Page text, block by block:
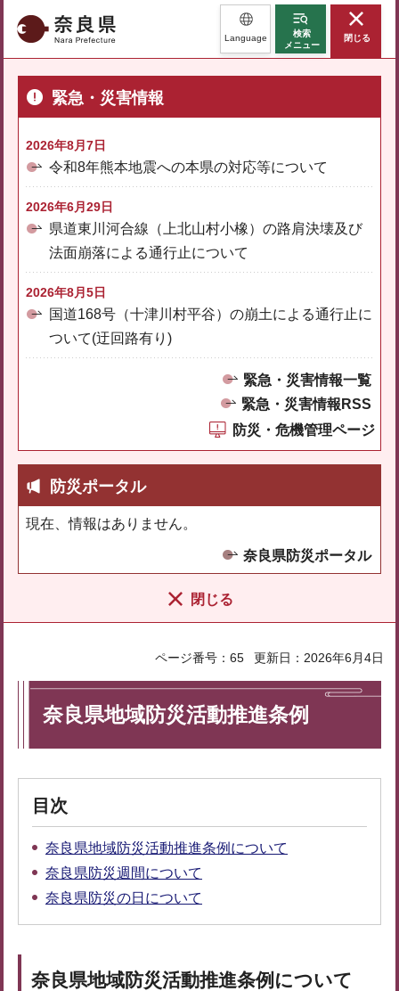
奈良県 Language
検索
メニュー
閉じる
緊急・災害情報
2026年8月7日
令和8年熊本地震への本県の対応等について
2026年6月29日
県道東川河合線（上北山村小橡）の路肩決壊及び
法面崩落による通行止について
2026年8月5日
国道168号（十津川村平谷）の崩土による通行止に
ついて(迂回路有り)
緊急・災害情報一覧
緊急・災害情報RSS
防災・危機管理ページ
防災ポータル
現在、情報はありません。
奈良県防災ポータル
閉じる
ページ番号：65 更新日：2026年6月4日
奈良県地域防災活動推進条例
目次
奈良県地域防災活動推進条例について
奈良県防災週間について
奈良県防災の日について
奈良県地域防災活動推進条例について